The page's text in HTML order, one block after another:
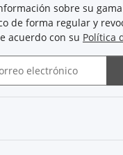
sobre su
de forma regular y
acuerdo con su Política